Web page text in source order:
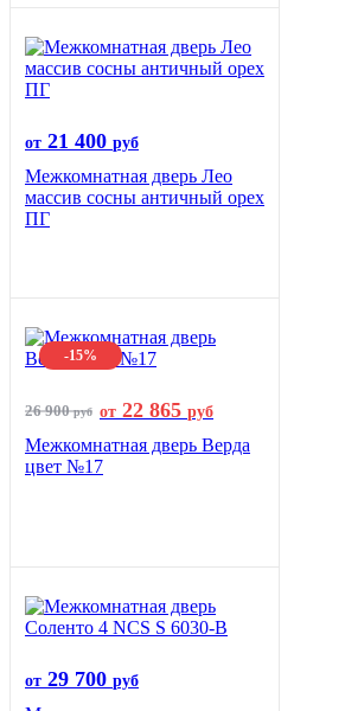
от 21 400 руб
Межкомнатная дверь Лео
массив сосны античный орех
ПГ
-15%
26 900руб от 22 865 руб
Межкомнатная дверь Верда
цвет №17
от 29 700 руб